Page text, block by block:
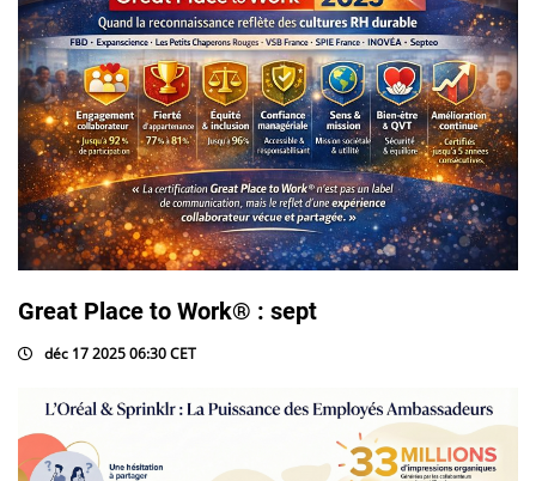
Great Place to Work® : sept
déc 17 2025 06:30 CET